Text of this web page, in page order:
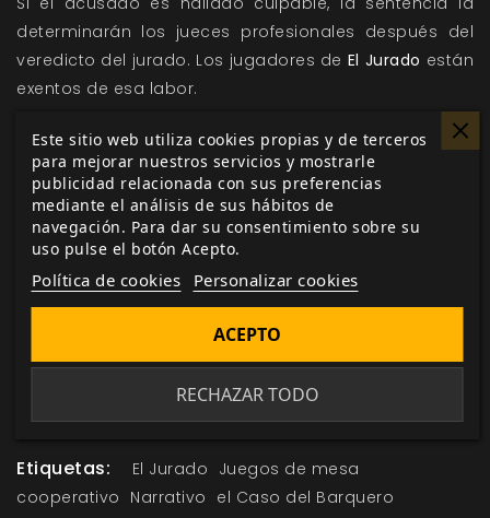
determinarán los jueces profesionales después del
veredicto del jurado. Los jugadores de El Jurado están
exentos de esa labor.
¡Afina tus habilidades de toma de decisiones con la
serieEl Jurado
Sigue de cerca todas las novedades y avances sobre
tus juegos y suplementos favoritos mediante la
sección denoticias ydesarrollo
Etiquetas: El Jurado Juegos de mesa
cooperativo Narrativo el Caso del Barquero
Este sitio web utiliza cookies propias y de terceros
para mejorar nuestros servicios y mostrarle
publicidad relacionada con sus preferencias
mediante el análisis de sus hábitos de
navegación. Para dar su consentimiento sobre su
uso pulse el botón Acepto.
Política de cookies Personalizar cookies
RECHAZAR TODO
ACEPTO